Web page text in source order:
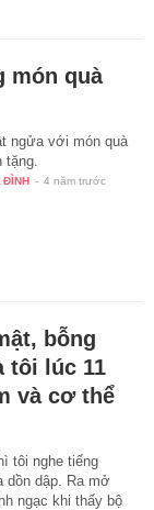
món quà
ngửa với món quà
tặng.
ĐÌNH - 4 năm trước
bỗng
tôi lúc 11
và cơ thể
tôi nghe tiếng
dồn dập. Ra mở
ngạc khi thấy bộ